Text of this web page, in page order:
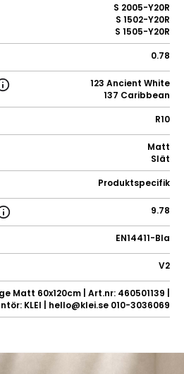
S 2005-Y20R
S 1502-Y20R
S 1505-Y20R
0.78
123 Ancient White
137 Caribbean
R10
Matt
Slät
Produktspecifik
9.78
EN14411-BIa
V2
Matt 60x120cm | Art.nr: 460501139 |
KLEI | hello@klei.se 010-3036069